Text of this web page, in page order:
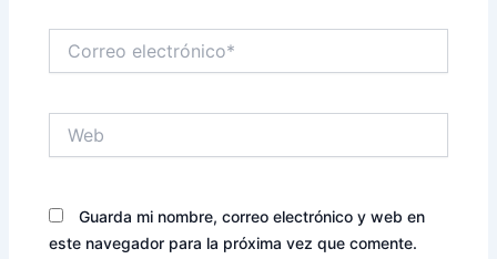
electrónico*
Guarda mi nombre, correo electrónico y web en
este navegador para la próxima vez que comente.